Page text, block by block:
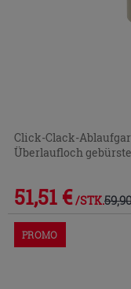
Click-Clack-
Überlaufloch
51,51 € /STK.
PROMO